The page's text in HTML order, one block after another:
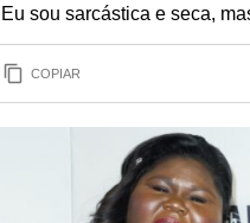
Eu sou sarcástica e seca,
COPIAR